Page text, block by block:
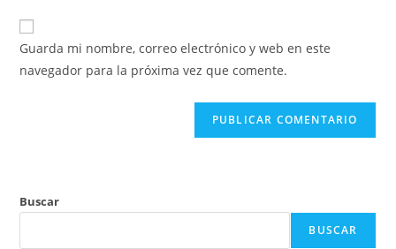
para
comentar
electrónico
para
comentar
URL
de
Guarda mi nombre, correo electrónico y web en este
navegador para la próxima vez que comente.
Buscar
BUSCAR